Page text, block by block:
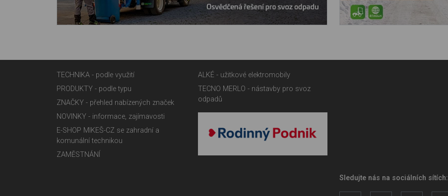
TECHNIKA - podle využití
PRODUKTY - podle typu
ZNAČKY - přehled nabízených značek
NOVINKY - informace, zajímavosti
E-SHOP MIKEŠ-CZ se zahradní a
komunální technikou
ZAMĚSTNÁNÍ
ALKÉ - užitkové elektromobily
TECNO MERLO - nástavby pro svoz
odpadů
Sledujte nás na sociálních sítích: